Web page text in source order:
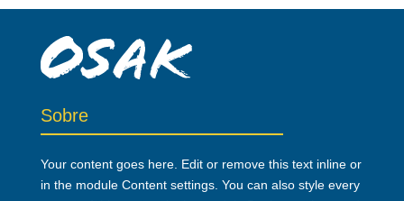
Sobre
Your content goes here. Edit or remove this text inline or
in the module Content settings. You can also style every